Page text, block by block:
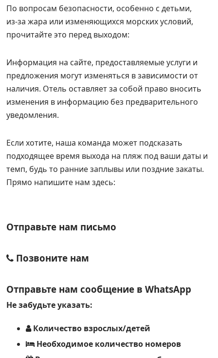
По вопросам безопасности, особенно с детьми,
из‑за жара или изменяющихся морских условий,
прочитайте это перед выходом:
Информация на сайте, предоставляемые услуги и
предложения могут изменяться в зависимости от
наличия. Отель оставляет за собой право вносить
изменения в информацию без предварительного
уведомления.
Если хотите, наша команда может подсказать
подходящее время выхода на пляж под ваши даты и
темп, будь то ранние заплывы или поздние закаты.
Прямо напишите нам здесь:
Отправьте нам письмо
Позвоните нам
Отправьте нам сообщение вWhatsApp
Не забудьте указать:
Количество взрослых/детей
Необходимое количество номеров